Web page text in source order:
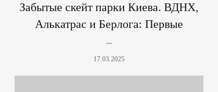
Забытые скейт парки Киева. ВДНХ,
Алькатрас и Берлога: Первые
попытки крытых скейт парков
...
17.03.2025